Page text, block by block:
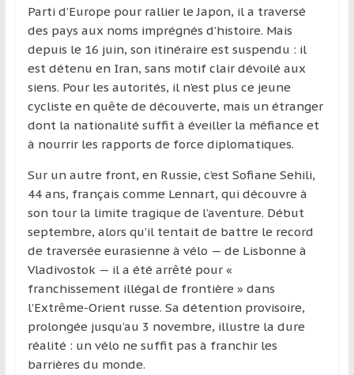
spectateurs
de
sport,
qui
se
déplacent
en
France
l’étranger
pour
assouvir
leur
passion,
tout
en
profitant
de
Parti d’Europe pour rallier le Japon, il a traversé
des pays aux noms imprégnés d’histoire. Mais
depuis le 16 juin, son itinéraire est suspendu : il
est détenu en Iran, sans motif clair dévoilé aux
siens. Pour les autorités, il n’est plus ce jeune
cycliste en quête de découverte, mais un étranger
dont la nationalité suffit à éveiller la méfiance et
à nourrir les rapports de force diplomatiques.
Sur un autre front, en Russie, c’est Sofiane Sehili,
44 ans, français comme Lennart, qui découvre à
son tour la limite tragique de l’aventure. Début
septembre, alors qu’il tentait de battre le record
de traversée eurasienne à vélo — de Lisbonne à
Vladivostok — il a été arrêté pour «
franchissement illégal de frontière » dans
l’Extrême-Orient russe. Sa détention provisoire,
prolongée jusqu’au 3 novembre, illustre la dure
réalité : un vélo ne suffit pas à franchir les
barrières du monde.